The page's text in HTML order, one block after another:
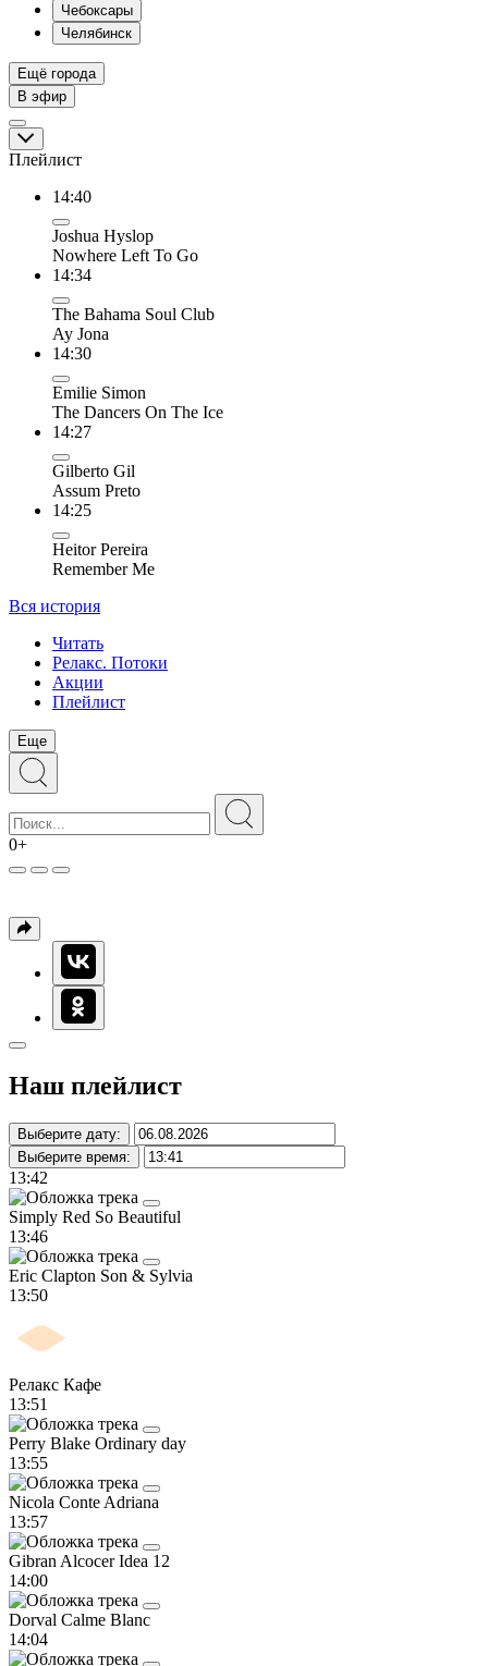
Чебоксары
Челябинск
Ещё города
В эфир
Плейлист
14:40
Joshua Hyslop
Nowhere Left To Go
14:34
The Bahama Soul Club
Ay Jona
14:30
Emilie Simon
The Dancers On The Ice
14:27
Gilberto Gil
Assum Preto
14:25
Heitor Pereira
Remember Me
Вся история
Читать
Релакс. Потоки
Акции
Плейлист
Еще
0+
Наш плейлист
Выберите дату:
Выберите время:
13:42
Simply Red So Beautiful
13:46
Eric Clapton Son & Sylvia
13:50
Релакс Кафе
13:51
Perry Blake Ordinary day
13:55
Nicola Conte Adriana
13:57
Gibran AlcocerIdea 12
14:00
Dorval Calme Blanc
14:04